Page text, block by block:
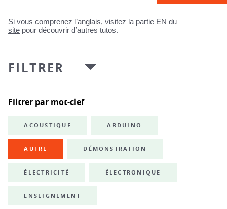
Si vous comprenez l’anglais, visitez la partie EN du
site pour découvrir d’autres tutos.
FILTRER
Filtrer par mot-clef
ACOUSTIQUE ARDUINO
AUTRE DÉMONSTRATION
ÉLECTRICITÉ ÉLECTRONIQUE
ENSEIGNEMENT